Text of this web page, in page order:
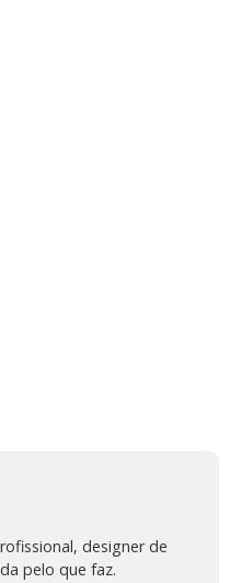
designer de
pelo que faz.